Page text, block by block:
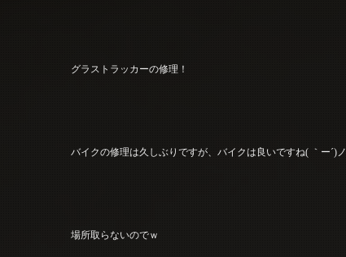
グラストラッカーの修理！
バイクの修理は久しぶりですが、バイクは良いですね( ｀ー´)ノ
場所取らないのでｗ